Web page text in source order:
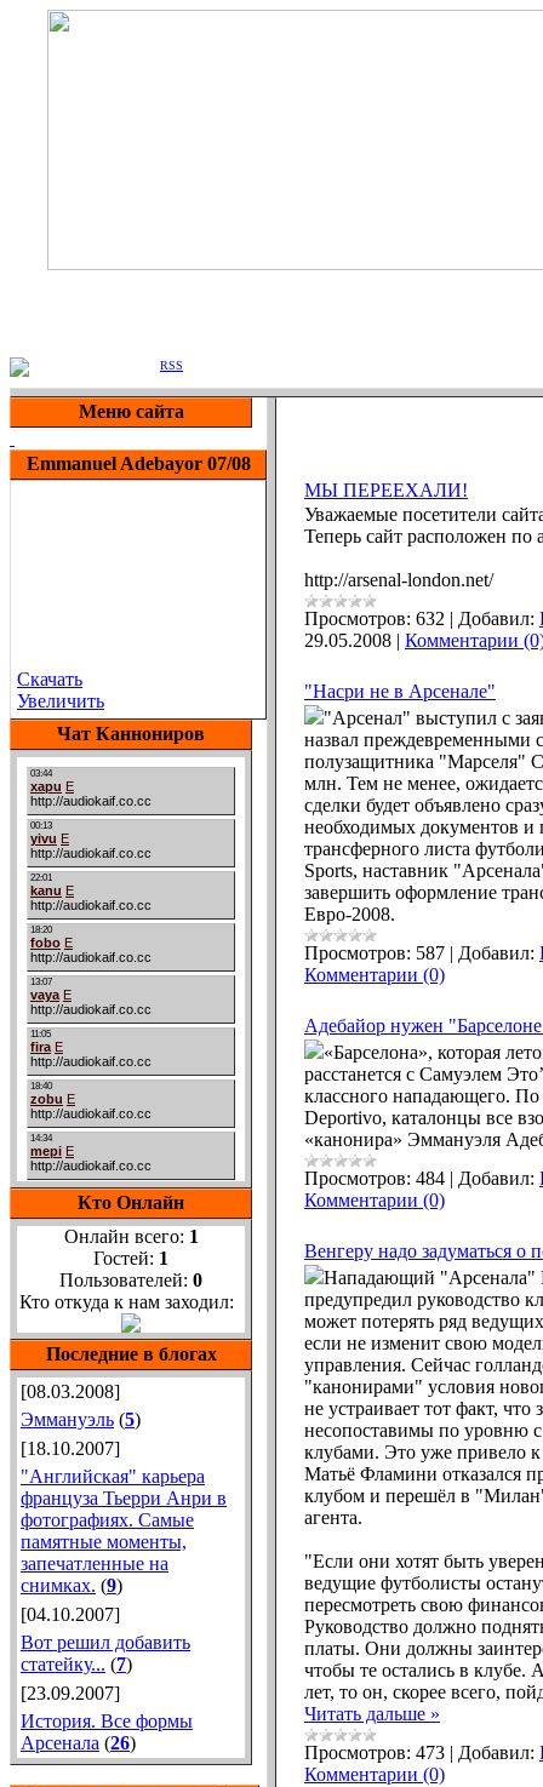
RSS
Меню сайта
Emmanuel Adebayor 07/08
Скачать
Увеличить
Чат Каннониров
Кто Онлайн
Онлайн всего: 1
Гостей: 1
Пользователей: 0
Кто откуда к нам заходил:
Последние в блогах
[08.03.2008]
Эммануэль (5)
[18.10.2007]
"Английская" карьера
француза Тьерри Анри в
фотографиях. Самые
памятные моменты,
запечатленные на
снимках. (9)
[04.10.2007]
Вот решил добавить
статейку... (7)
[23.09.2007]
История. Все формы
Арсенала (26)
МЫ ПЕРЕЕХАЛИ!
Уважаемые посетители
Теперь сайт расположен по
http://arsenal-london.net/
Просмотров: 632 | Добавил:
29.05.2008 | Комментарии
"Насри не в Арсенале"
"Арсенал" выступил с
назвал преждевременными
полузащитника "Марселя"
млн. Тем не менее,
сделки будет объявлено
необходимых документов и
трансферного листа
Sports, наставник
завершить оформление
Евро-2008.
Просмотров: 587 | Добавил:
Комментарии (0)
Адебайор нужен
«Барселона», которая
расстанется с Самуэлем
классного нападающего.
Deportivo, каталонцы все
«канонира» Эммануэля
Просмотров: 484 | Добавил:
Комментарии (0)
Венгеру надо задуматься о
Нападающий "Арсенала"
предупредил руководство
может потерять ряд
если не изменит свою
управления. Сейчас
"канонирами" условия
не устраивает тот факт,
несопоставимы по уровню
клубами. Это уже привело
Матьё Фламини отказался
клубом и перешёл в
агента.
"Если они хотят быть
ведущие футболисты
пересмотреть свою
Руководство должно
платы. Они должны
чтобы те остались в клубе.
лет, то он, скорее всего,
Читать дальше »
Просмотров: 473 | Добавил:
Комментарии (0)